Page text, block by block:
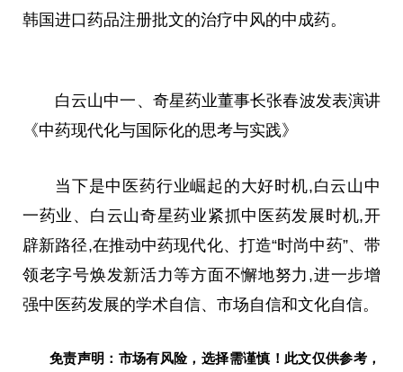
韩国进口药品注册批文的治疗中风的中成药。
白云山中一、奇星药业董事长张春波发表演讲
《中药现代化与国际化的思考与实践》
当下是中医药行业崛起的大好时机,白云山中
一药业、白云山奇星药业紧抓中医药发展时机,开
辟新路径,在推动中药现代化、打造“时尚中药”、带
领老字号焕发新活力等方面不懈地努力,进一步增
强中医药发展的学术自信、市场自信和文化自信。
免责声明：市场有风险，选择需谨慎！此文仅供参考，